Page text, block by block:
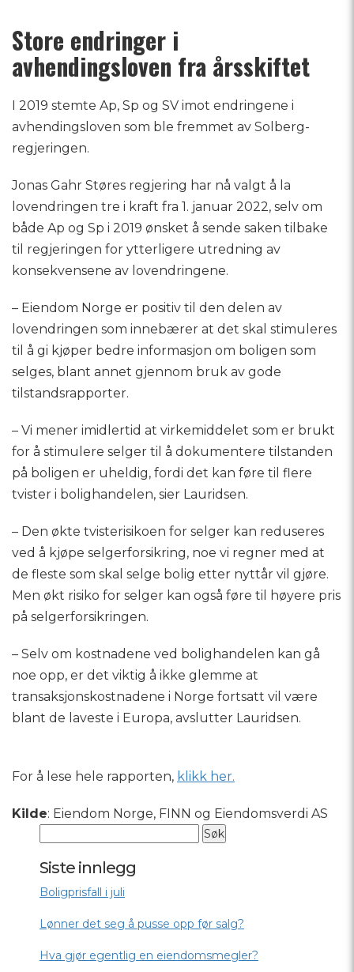
Store endringer i
avhendingsloven fra årsskiftet
I 2019 stemte Ap, Sp og SV imot endringene i
avhendingsloven som ble fremmet av Solberg-
regjeringen.
Jonas Gahr Støres regjering har nå valgt å la
lovendringen tre i kraft fra 1. januar 2022, selv om
både Ap og Sp i 2019 ønsket å sende saken tilbake
til regjeringen for ytterligere utredning av
konsekvensene av lovendringene.
– Eiendom Norge er positiv til den delen av
lovendringen som innebærer at det skal stimuleres
til å gi kjøper bedre informasjon om boligen som
selges, blant annet gjennom bruk av gode
tilstandsrapporter.
– Vi mener imidlertid at virkemiddelet som er brukt
for å stimulere selger til å dokumentere tilstanden
på boligen er uheldig, fordi det kan føre til flere
tvister i bolighandelen, sier Lauridsen.
– Den økte tvisterisikoen for selger kan reduseres
ved å kjøpe selgerforsikring, noe vi regner med at
de fleste som skal selge bolig etter nyttår vil gjøre.
Men økt risiko for selger kan også føre til høyere pris
på selgerforsikringen.
– Selv om kostnadene ved bolighandelen kan gå
noe opp, er det viktig å ikke glemme at
transaksjonskostnadene i Norge fortsatt vil være
blant de laveste i Europa, avslutter Lauridsen.
For å lese hele rapporten, klikk her.
Kilde: Eiendom Norge, FINN og Eiendomsverdi AS
Siste innlegg
Boligprisfall i juli
Lønner det seg å pusse opp før salg?
Hva gjør egentlig en eiendomsmegler?